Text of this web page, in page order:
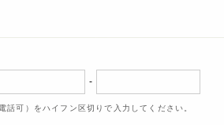
-
話可）をハイフン区切りで入力してください。